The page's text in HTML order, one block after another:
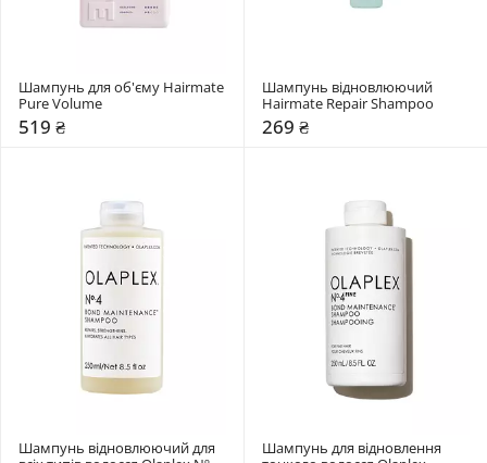
Шампунь для об'єму Hairmate
Pure Volume
519 ₴
Шампунь відновлюючий
Hairmate Repair Shampoo
269 ₴
Шампунь відновлюючий для
Шампунь для відновлення